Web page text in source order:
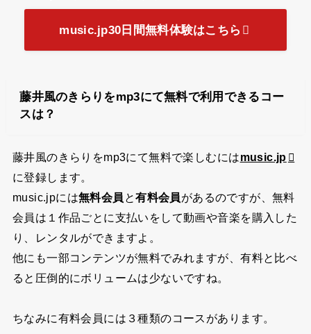
music.jp30日間無料体験はこちら
藤井風のきらりをmp3にて無料で利用できるコー
スは？
藤井風のきらりをmp3にて無料で楽しむにはmusic.jp
に登録します。
music.jpには無料会員 と有料会員があるのですが、無料
会員は１作品ごとに支払いをして動画や音楽を購入した
り、レンタルができますよ。
他にも一部コンテンツが無料でみれますが、有料と比べ
ると圧倒的にボリュームは少ないですね。
ちなみに有料会員には３種類のコースがあります。